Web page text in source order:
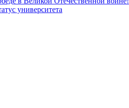
университета